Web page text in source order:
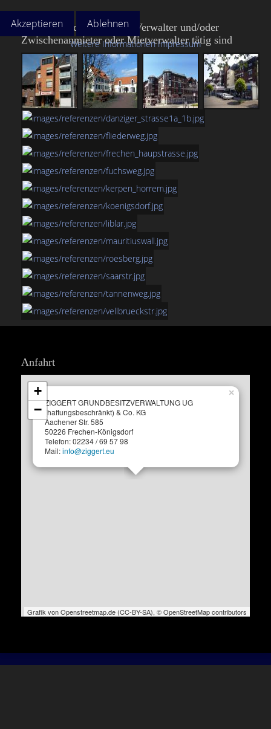
Objekte, in denen wir als Verwalter und/oder
Zwischenanmieter oder Mietverwalter tätig sind
Anfahrt
ZIGGERT GRUNDBESITZVERWALTUNG UG
(haftungsbeschränkt) & Co. KG
Aachener Str. 585
50226 Frechen-Königsdorf
Telefon: 02234 / 69 57 98
Mail:info@ziggert.eu
×
+
−
Grafik vonOpenstreetmap.de (CC-BY-SA), © OpenStreetMap contributors
Akzeptieren Ablehnen
Weitere Informationen Impressum